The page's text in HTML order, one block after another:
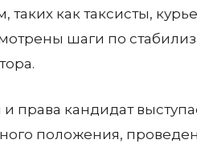
таких как таксисты,
шаги по
и права кандидат
положения,